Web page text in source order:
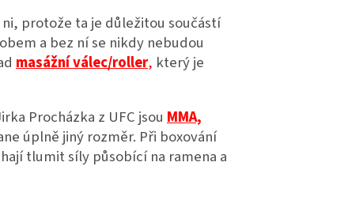
protože ta je důležitou součástí
a bez ní se nikdy nebudou
masážní válec/roller, který je
Procházka z UFC jsou MMA,
úplně jiný rozměr. Při boxování
tlumit síly působící na ramena a